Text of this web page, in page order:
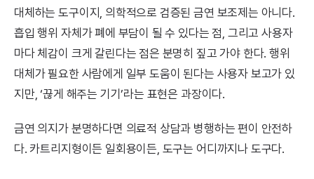
대체하는 도구이지, 의학적으로 검증된 금연 보조제는 아니다.
흡입 행위 자체가 폐에 부담이 될 수 있다는 점, 그리고 사용자
마다 체감이 크게 갈린다는 점은 분명히 짚고 가야 한다. 행위
대체가 필요한 사람에게 일부 도움이 된다는 사용자 보고가 있
지만, ‘끊게 해주는 기기’라는 표현은 과장이다.
금연 의지가 분명하다면 의료적 상담과 병행하는 편이 안전하
다. 카트리지형이든 일회용이든, 도구는 어디까지나 도구다.